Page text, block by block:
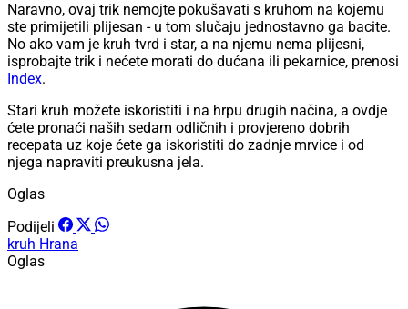
Naravno, ovaj trik nemojte pokušavati s kruhom na kojemu
ste primijetili plijesan - u tom slučaju jednostavno ga bacite.
No ako vam je kruh tvrd i star, a na njemu nema plijesni,
isprobajte trik i nećete morati do dućana ili pekarnice, prenosi
Index.
Stari kruh možete iskoristiti i na hrpu drugih načina, a ovdje
ćete pronaći naših sedam odličnih i provjereno dobrih
recepata uz koje ćete ga iskoristiti do zadnje mrvice i od
njega napraviti preukusna jela.
Oglas
Podijeli
kruh Hrana
Oglas